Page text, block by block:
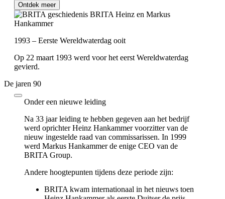
Ontdek meer
1993 – Eerste Wereldwaterdag ooit
Op 22 maart 1993 werd voor het eerst Wereldwaterdag
gevierd.
De jaren 90
Onder een nieuwe leiding
Na 33 jaar leiding te hebben gegeven aan het bedrijf
werd oprichter Heinz Hankammer voorzitter van de
nieuw ingestelde raad van commissarissen. In 1999
werd Markus Hankammer de enige CEO van de
BRITA Group.
Andere hoogtepunten tijdens deze periode zijn:
BRITA kwam internationaal in het nieuws toen